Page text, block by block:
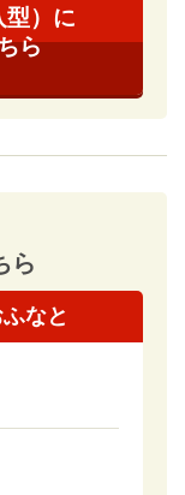
型）に
ら
ら
なと